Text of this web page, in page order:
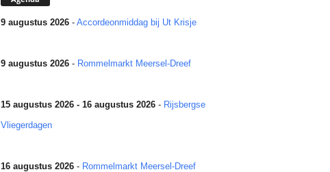
9 augustus 2026- Accordeonmiddag bij Ut Krisje
9 augustus 2026- Rommelmarkt Meersel-Dreef
15 augustus 2026 - 16 augustus 2026- Rijsbergse
Vliegerdagen
16 augustus 2026- Rommelmarkt Meersel-Dreef